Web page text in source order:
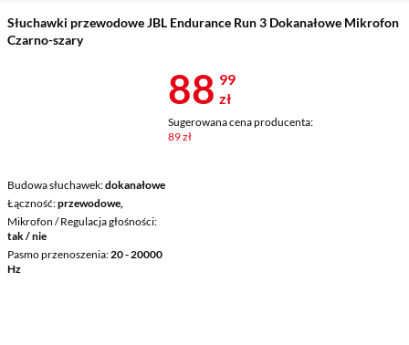
Słuchawki przewodowe JBL Endurance Run 3 Dokanałowe Mikrofon
Czarno-szary
Budowa słuchawek dokanałowe
Łączność przewodowe,
Mikrofon / Regulacja głośności
tak / nie
Pasmo przenoszenia 20 - 20000
Hz
Cena 88,99
88 99
zł
Sugerowana cena producenta:
89 zł